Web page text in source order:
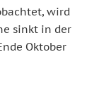
wird
sinkt in der
Oktober